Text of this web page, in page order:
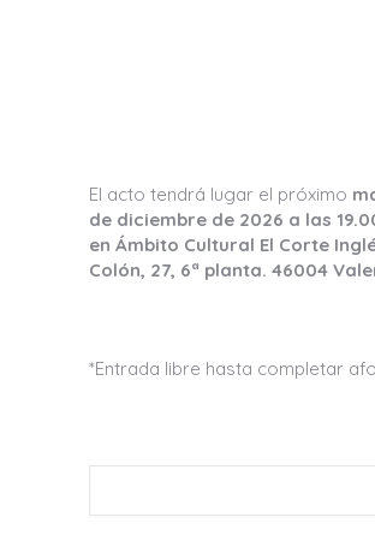
El acto tendrá lugar el próximo
de diciembre de 2026 a las
en Ámbito Cultural El Corte
Colón, 27, 6ª planta. 46004
*Entrada libre hasta completar